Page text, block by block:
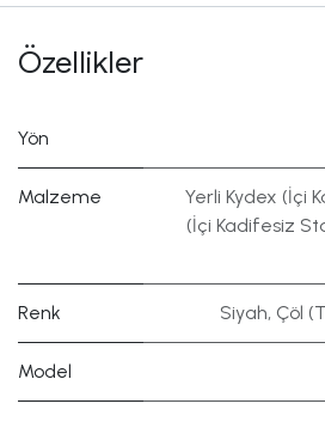
Özellikler
Yön
Malzeme Yerli Kydex (İçi
(İçi Kadifesiz
Renk Siyah, Çöl
Model